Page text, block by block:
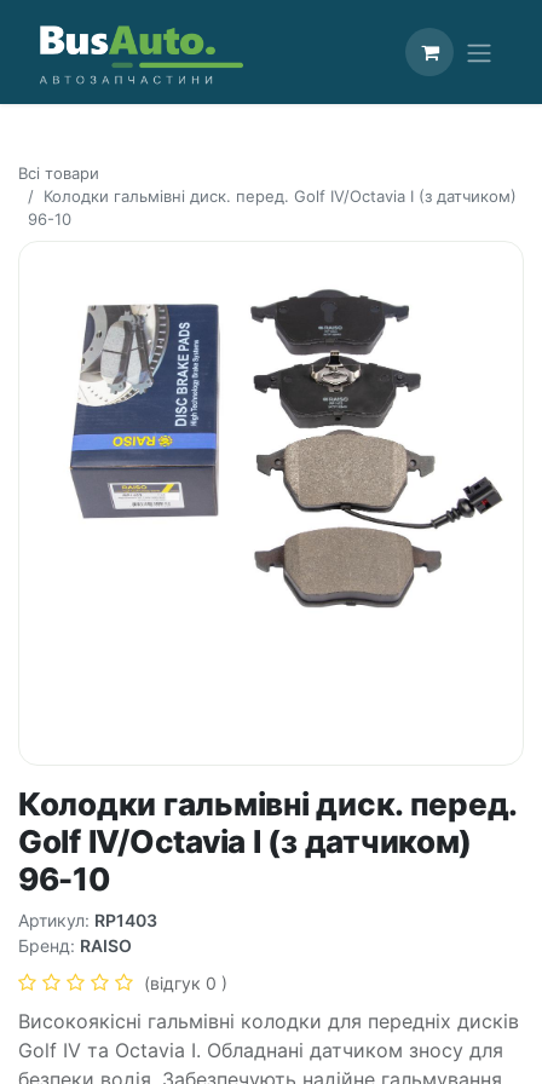
Всі товари
Колодки гальмівні диск. перед. Golf IV/Octavia I (з датчиком)
96-10
Колодки гальмівні диск. перед.
Golf IV/Octavia I (з датчиком)
96-10
Артикул: RP1403
Бренд: RAISO
(відгук 0 )
Високоякісні гальмівні колодки для передніх дисків
Golf IV та Octavia I. Обладнані датчиком зносу для
безпеки водія. Забезпечують надійне гальмування